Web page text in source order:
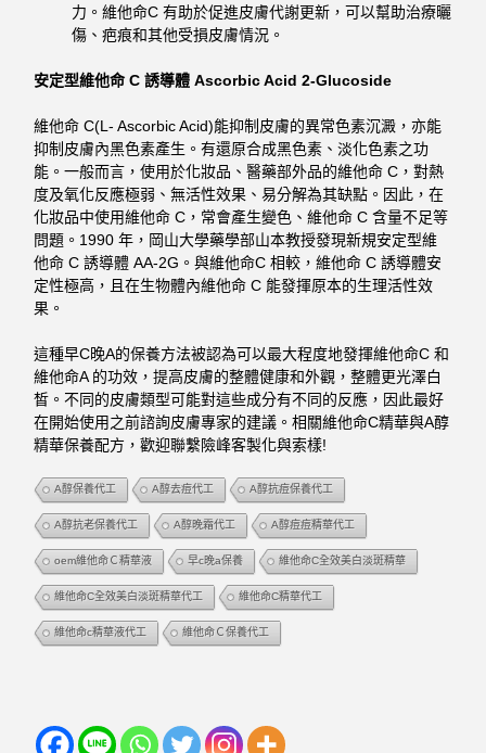
力。維他命C 有助於促進皮膚代謝更新，可以幫助治療曬
傷、疤痕和其他受損皮膚情況。
安定型維他命 C 誘導體 Ascorbic Acid 2-Glucoside
維他命 C(L- Ascorbic Acid)能抑制皮膚的異常色素沉澱，亦能
抑制皮膚內黑色素產生。有還原合成黑色素、淡化色素之功
能。一般而言，使用於化妝品、醫藥部外品的維他命 C，對熱
度及氧化反應極弱、無活性效果、易分解為其缺點。 因此，在
化妝品中使用維他命 C，常會產生變色、維他命 C 含量不足等
問題。 1990 年，岡山大學藥學部山本教授發現新規安定型維
他命 C 誘導體 AA-2G。與維他命C 相較，維他命 C 誘導體安
定性極高，且在生物體內維他命 C 能發揮原本的生理活性效
果。
這種早C晚A的保養方法被認為可以最大程度地發揮維他命C 和
維他命A 的功效，提高皮膚的整體健康和外觀，整體更光澤白
皙。不同的皮膚類型可能對這些成分有不同的反應，因此最好
在開始使用之前諮詢皮膚專家的建議。相關維他命C精華與A醇
精華保養配方，歡迎聯繫險峰客製化與索樣!
A醇保養代工 A醇去痘代工 A醇抗痘保養代工
A醇抗老保養代工 A醇晚霜代工 A醇痘痘精華代工
oem維他命Ｃ精華液 早c晚a保養 維他命C全效美白淡斑精華
維他命C全效美白淡斑精華代工 維他命C精華代工
維他命c精華液代工 維他命Ｃ保養代工